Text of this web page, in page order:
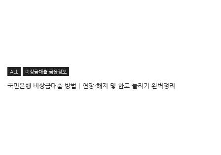
ALL 비상금대출·금융정보
국민은행 비상금대출 방법│연장·해지 및 한도 늘리기 완벽정리